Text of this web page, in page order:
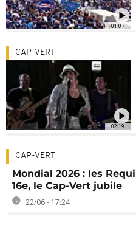
01:07
02:19
CAP-VERT
CAP-VERT
Mondial 2026 : les
16e, le Cap-Vert jubile
22/06 - 17:24